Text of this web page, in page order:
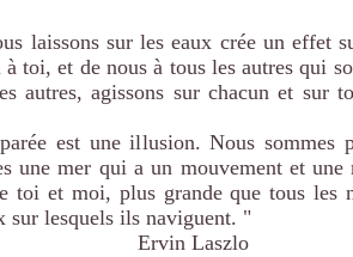
laissons sur les eaux crée un effet
toi, et de nous à tous les autres qui
autres, agissons sur chacun et sur
est une illusion. Nous sommes
une mer qui a un mouvement et
toi et moi, plus grande que tous les
sur lesquels ils naviguent. "
Ervin Laszlo